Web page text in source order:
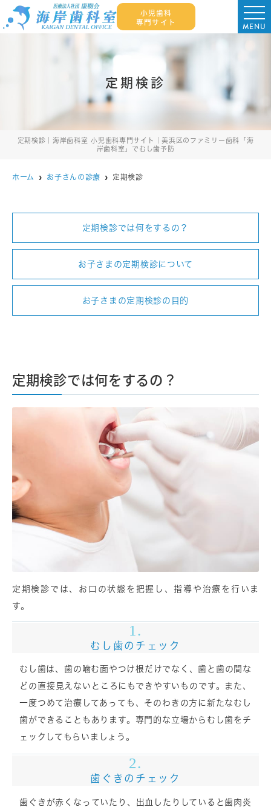
小児歯科
専門サイト
MENU
定期検診
定期検診｜海岸歯科室 小児歯科専門サイト｜美浜区のファミリー歯科「海
岸歯科室」でむし歯予防
ホーム お子さんの診療 定期検診
定期検診では何をするの？
お子さまの定期検診について
お子さまの定期検診の目的
定期検診では何をするの？
定期検診では、お口の状態を把握し、指導や治療を行いま
す。
1.
むし歯のチェック
むし歯は、歯の噛む面やつけ根だけでなく、歯と歯の間な
どの直接見えないところにもできやすいものです。また、
一度つめて治療してあっても、そのわきの方に新たなむし
歯ができることもあります。専門的な立場からむし歯をチ
ェックしてもらいましょう。
2.
歯ぐきのチェック
歯ぐきが赤くなっていたり、出血したりしていると歯肉炎